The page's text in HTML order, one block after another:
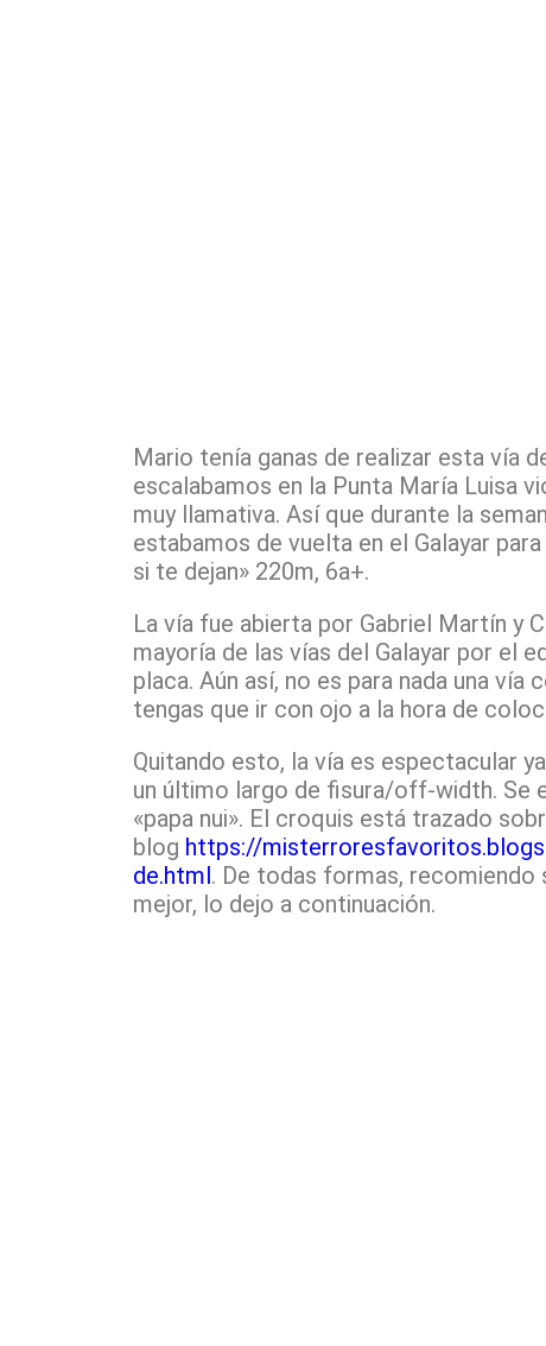
Mario tenía ganas de realizar esta vía
escalabamos en la Punta María Luisa
muy llamativa. Así que durante la
estabamos de vuelta en el Galayar
si te dejan» 220m, 6a+.
La vía fue abierta por Gabriel Martín y
mayoría de las vías del Galayar por el
placa. Aún así, no es para nada una
tengas que ir con ojo a la hora de
Quitando esto, la vía es espectacular
un último largo de fisura/off-width. Se
«papa nui». El croquis está trazado
blog https://
de.html. De todas formas, recomiendo
mejor, lo dejo a continuación.